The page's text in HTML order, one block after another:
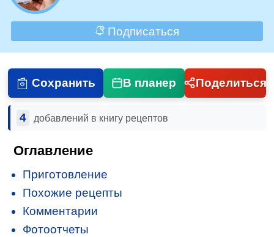
Подписаться
Сохранить В планер Поделиться
4 добавлений в книгу рецептов
Оглавление
Приготовление
Похожие рецепты
Комментарии
Фотоотчеты